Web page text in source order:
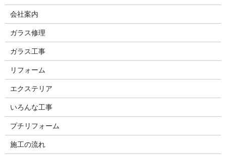
会社案内
ガラス修理
ガラス工事
リフォーム
エクステリア
いろんな工事
プチリフォーム
施工の流れ